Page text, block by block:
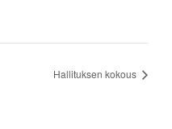
Hallituksen kokous